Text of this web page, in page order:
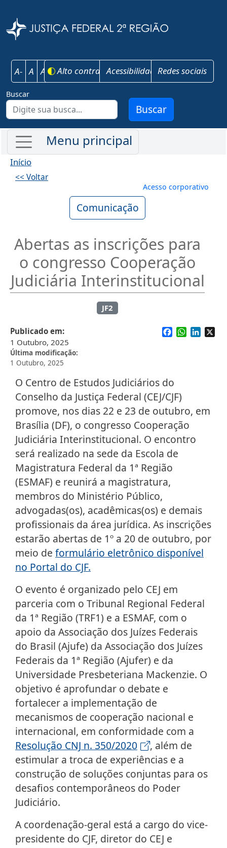
A- A A+ Alto contrasteAcessibilidadeRedes sociais
Buscar
Buscar
Início
<< Voltar
Menu de
Acesso corporativo
Comunicação
Abertas as inscrições para
o congresso Cooperação
Judiciária Interinstitucional
JF2
Publicado em
1 Outubro, 2025
Última modificação
1 Outubro, 2025
Facebook
WhatsApp
O Centro de Estudos Judiciários do
Conselho da Justiça Federal (CEJ/CJF)
promove, nos dias 22 e 23 de outubro, em
Brasília (DF), o congresso Cooperação
Judiciária Interinstitucional. O encontro
será realizado na sede da Escola de
Magistratura Federal da 1ª Região
(ESMAF) e reunirá a magistratura,
membros do Ministério Público,
advogadas(os), acadêmicas(os) e demais
profissionais da área jurídica. As inscrições
estarão abertas de 1º a 20 de outubro, por
meio de formulário eletrônico disponível
no Portal do CJF.
O evento é organizado pelo CEJ em
parceria com o Tribunal Regional Federal
da 1ª Região (TRF1) e a ESMAF, com o
apoio da Associação dos Juízes Federais
do Brasil (Ajufe) da Associação dos Juízes
Federais da 1ª Região (Ajufer) e da
Universidade Presbeteriana Mackenzie. O
objetivo é aprofundar o debate e
fortalecer a implementação de
mecanismos de cooperação nacional e
internacional, em conformidade com a
Resolução CNJ n. 350/2020
, além de
estimular a troca de experiências e a
construção de soluções conjuntas para os
desafios contemporâneos do Poder
Judiciário.
A coordenação-geral está a cargo do vice-
presidente do CJF, diretor do CEJ e